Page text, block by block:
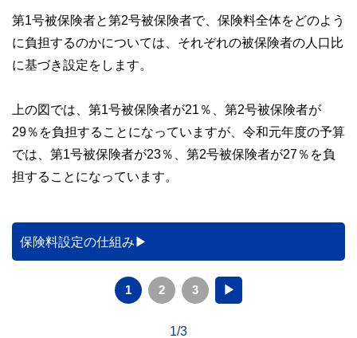
第1号被保険者と第2号被保険者で、保険料全体をどのよう
に負担するのかについては、それぞれの被保険者の人口比
に基づき設定をします。
上の図では、第1号被保険者が21％、第2号被保険者が
29％を負担することになっていますが、令和元年度の予算
では、第1号被保険者が23％、第2号被保険者が27％を負
担することになっています。
保険料設定の仕組み
1 2 3 ▶
1/3